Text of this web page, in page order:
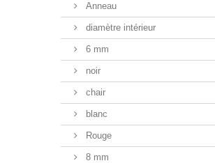
Anneau
diamètre intérieur
6 mm
noir
chair
blanc
Rouge
8 mm